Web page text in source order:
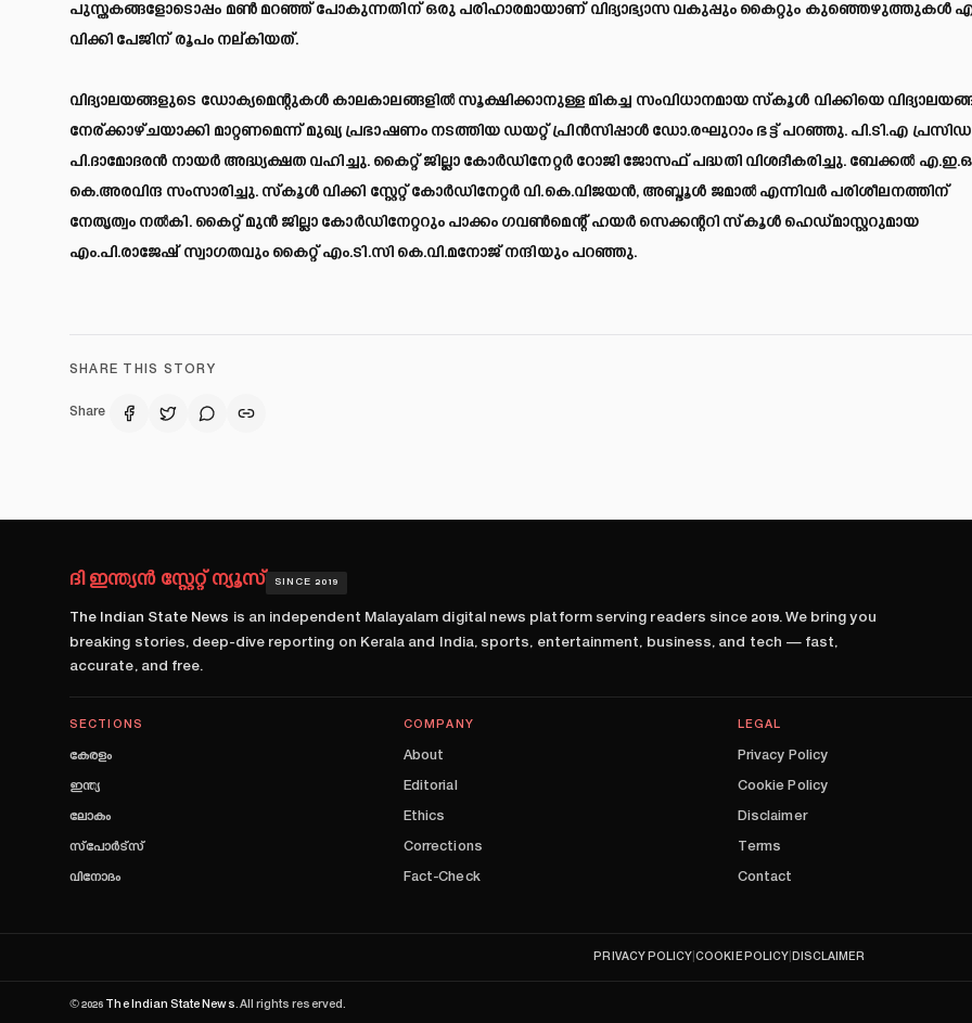
പുസ്തകങ്ങളോടൊപ്പം മണ്‍ മറഞ്ഞ് പോകുന്നതിന് ഒരു പരിഹാരമായാണ് വിദ്യാഭ്യാസ വകുപ്പും കൈറ്റും കുഞ്ഞെഴുത്തുകള്‍
വിക്കി പേജിന് രൂപം നല്കിയത്.
വിദ്യാലയങ്ങളുടെ ഡോക്യമെന്റുകള്‍ കാലകാലങ്ങളില്‍ സൂക്ഷിക്കാനുള്ള മികച്ച സംവിധാനമായ സ്‌കൂള്‍ വിക്കിയെ
നേര്ക്കാഴ്ചയാക്കി മാറ്റണമെന്ന് മുഖ്യ പ്രഭാഷണം നടത്തിയ ഡയറ്റ് പ്രിന്‍സിപ്പാള്‍ ഡോ.രഘുറാം ഭട്ട് പറഞ്ഞു. പി.ടി.എ
പി.ദാമോദരന്‍ നായര്‍ അദ്ധ്യക്ഷത വഹിച്ചു. കൈറ്റ് ജില്ലാ കോര്‍ഡിനേറ്റര്‍ റോജി ജോസഫ് പദ്ധതി വിശദീകരിച്ചു. ബേക്കല്‍ എ.ഇ.ഒ
കെ.അരവിന്ദ സംസാരിച്ചു. സ്‌കൂള്‍ വിക്കി സ്റ്റേറ്റ് കോര്‍ഡിനേറ്റര്‍ വി.കെ.വിജയന്‍, അബ്ദൂള്‍ ജമാല്‍ എന്നിവര്‍ പരിശീലനത്തിന്
നേതൃത്വം നല്‍കി. കൈറ്റ് മുന്‍ ജില്ലാ കോര്‍ഡിനേറ്ററും പാക്കം ഗവണ്‍മെന്റ് ഹയര്‍ സെക്കന്ററി സ്‌കൂള്‍ ഹെഡ്മാസ്റ്ററുമായ
എം.പി.രാജേഷ് സ്വാഗതവും കൈറ്റ് എം.ടി.സി കെ.വി.മനോജ് നന്ദിയും പറഞ്ഞു.
SHARE THIS STORY
Share
ദി ഇന്ത്യൻ സ്റ്റേറ്റ് ന്യൂസ് SINCE 2019
The Indian State News is an independent Malayalam digital news platform serving readers since 2019. We bring you
breaking stories, deep-dive reporting on Kerala and India, sports, entertainment, business, and tech — fast,
accurate, and free.
SECTIONS
കേരളം
ഇന്ത്യ
ലോകം
സ്പോർട്സ്
വിനോദം
COMPANY
About
Editorial
Ethics
Corrections
Fact-Check
LEGAL
Privacy Policy
Cookie Policy
Disclaimer
Terms
Contact
PRIVACY POLICY |COOKIE POLICY |DISCLAIMER
©2026 The Indian State News. All rights reserved.